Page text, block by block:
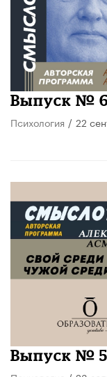
Выпуск №
Психология / 22
Выпуск №